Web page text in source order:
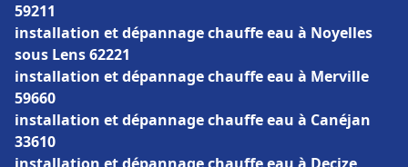
59211
installation et dépannage chauffe eau à Noyelles
sous Lens 62221
installation et dépannage chauffe eau à Merville
59660
installation et dépannage chauffe eau à Canéjan
33610